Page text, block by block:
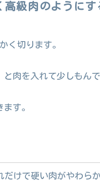
高級肉のようにす
く切ります。
肉を入れて少しもん
す。
だけで硬い肉がやわら